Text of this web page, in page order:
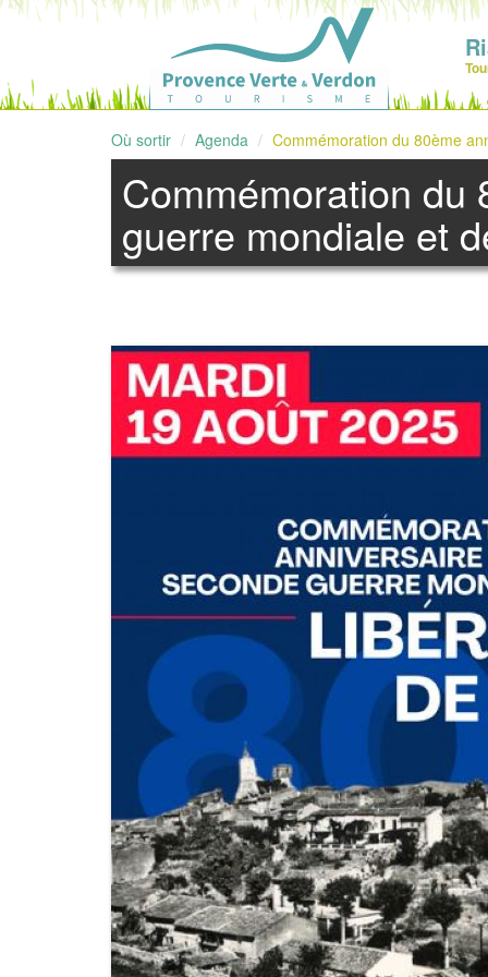
Où sortir Agenda Commémoration du 80ème
Commémoration du
guerre mondiale et